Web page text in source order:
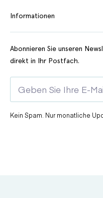
Informationen
Abonnieren Sie unseren
direkt in Ihr Postfach.
Kein Spam. Nur monatliche